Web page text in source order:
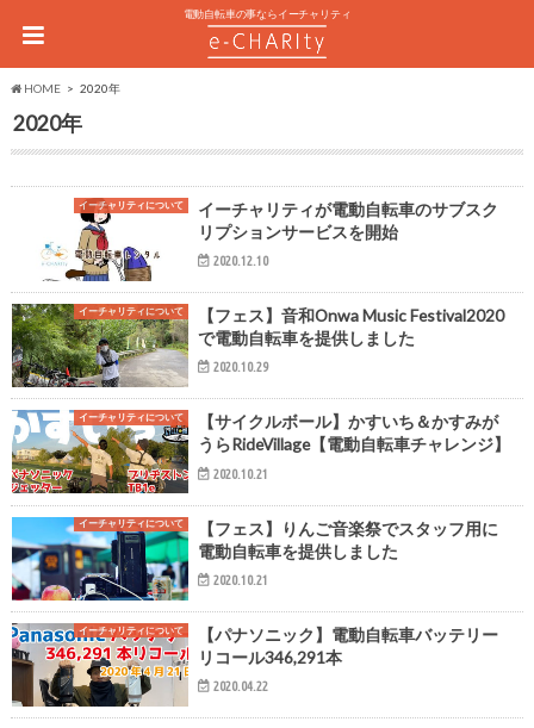
電動自転車の事ならイーチャリティ
HOME 2020年
2020年
イーチャリティについて
イーチャリティが電動自転車のサブスク
リプションサービスを開始
2020.12.10
イーチャリティについて
【フェス】音和Onwa Music Festival2020
で電動自転車を提供しました
2020.10.29
イーチャリティについて
【サイクルボール】かすいち＆かすみが
うらRideVillage【電動自転車チャレンジ】
2020.10.21
イーチャリティについて
【フェス】りんご音楽祭でスタッフ用に
電動自転車を提供しました
2020.10.21
イーチャリティについて
【パナソニック】電動自転車バッテリー
リコール346,291本
2020.04.22